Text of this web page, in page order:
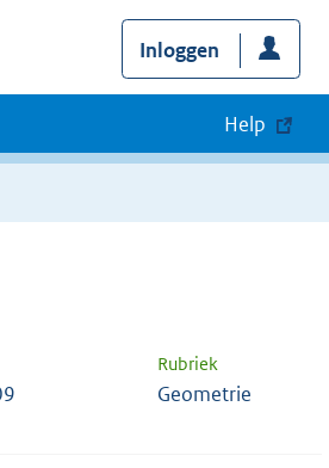
Inloggen
Help
Rubriek
Geometrie